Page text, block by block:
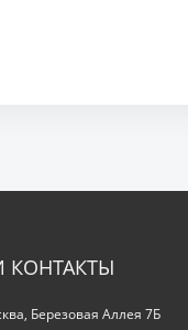
Березовая Аллея 7Б